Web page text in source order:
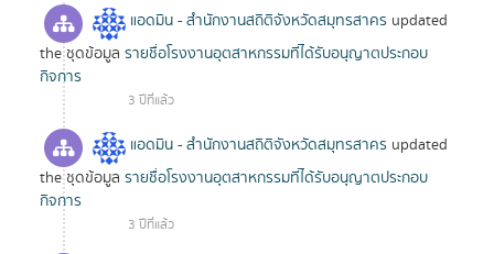
แอดมิน - สำนักงานสถิติจังหวัดสมุทรสาคร updated
the ชุดข้อมูล รายชื่อโรงงานอุตสาหกรรมที่ได้รับอนุญาตประกอบ
กิจการ
3 ปีที่แล้ว
แอดมิน - สำนักงานสถิติจังหวัดสมุทรสาคร updated
the ชุดข้อมูล รายชื่อโรงงานอุตสาหกรรมที่ได้รับอนุญาตประกอบ
กิจการ
3 ปีที่แล้ว